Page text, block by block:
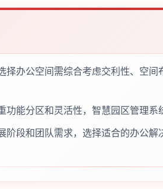
择办公空间需综合考虑交利性、空间
功能分区和灵活性，智慧园区管理系
阶段和团队需求，选择适合的办公解